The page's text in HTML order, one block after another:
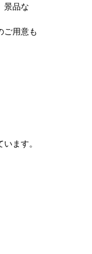
景品な
ご用意も
ます。